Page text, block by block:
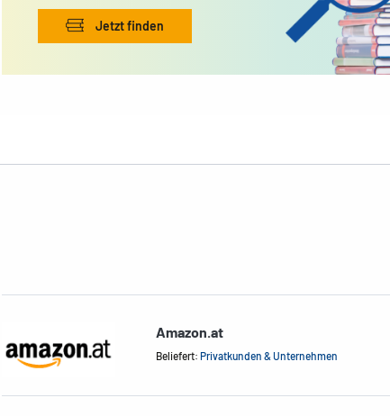
Jetzt finden
Amazon.at
Beliefert: Privatkunden & Unternehmen